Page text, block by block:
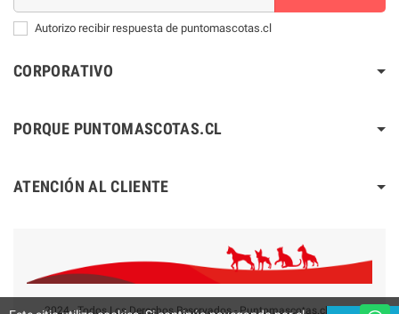
Autorizo recibir respuesta de puntomascotas.cl
CORPORATIVO
PORQUE PUNTOMASCOTAS.CL
ATENCIÓN AL CLIENTE
2024 - Todos Los Derechos Reservados - Puntomascotas.cl V2.0